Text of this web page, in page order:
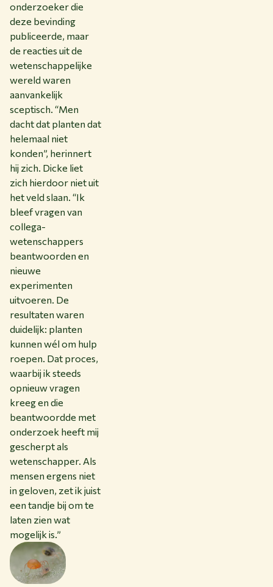
onderzoeker die
deze bevinding
publiceerde, maar
de reacties uit de
wetenschappelijke
wereld waren
aanvankelijk
sceptisch. “Men
dacht dat planten dat
helemaal niet
konden”, herinnert
hij zich. Dicke liet
zich hierdoor niet uit
het veld slaan. “Ik
bleef vragen van
collega-
wetenschappers
beantwoorden en
nieuwe
experimenten
uitvoeren. De
resultaten waren
duidelijk: planten
kunnen wél om hulp
roepen. Dat proces,
waarbij ik steeds
opnieuw vragen
kreeg en die
beantwoordde met
onderzoek heeft mij
gescherpt als
wetenschapper. Als
mensen ergens niet
in geloven, zet ik juist
een tandje bij om te
laten zien wat
mogelijk is.”